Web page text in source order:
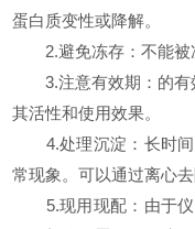
蛋白质变性或降解。
2.避免冻存：不能被
3.注意有效期：的有
其活性和使用效果。
4.处理沉淀：长时间
常现象。可以通过离心
5.现用现配：由于仪